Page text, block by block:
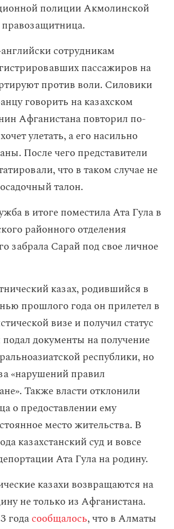
полиции Акмолинской
правозащитница.
сотрудникам
пассажиров на
против воли. Силовики
говорить на казахском
Афганистана повторил по-
улетать, а его насильно
После чего представители
что в таком случае не
талон.
в итоге поместила Ата Гула в
районного отделения
забрала Сарай под свое личное
казах, родившийся в
прошлого года он прилетел в
визе и получил статус
документы на получение
республики, но
«нарушений правил
Также власти отклонили
о предоставлении ему
место жительства. В
казахстанский суд и вовсе
Ата Гула на родину.
казахи возвращаются на
не только из Афганистана.
годасообщалось, что в Алматы